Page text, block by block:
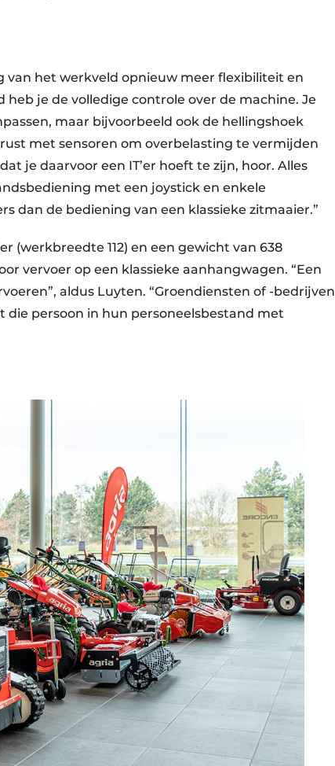
het werkveld opnieuw meer flexibiliteit en
heb je de volledige controle over de machine. Je
maar bijvoorbeeld ook de hellingshoek
met sensoren om overbelasting te vermijden
je daarvoor een IT’er hoeft te zijn, hoor. Alles
met een joystick en enkele
dan de bediening van een klassieke zitmaaier.”
(werkbreedte 112) en een gewicht van 638
vervoer op een klassieke aanhangwagen. “Een
aldus Luyten. “Groendiensten of -bedrijven
die persoon in hun personeelsbestand met